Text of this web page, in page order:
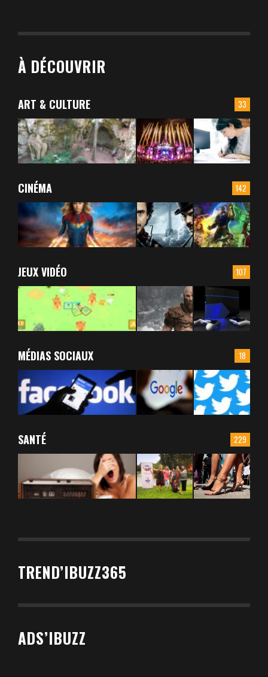
À DÉCOUVRIR
33
ART & CULTURE
142
CINÉMA
107
JEUX VIDÉO
18
MÉDIAS SOCIAUX
229
SANTÉ
TREND’IBUZZ365
ADS’IBUZZ